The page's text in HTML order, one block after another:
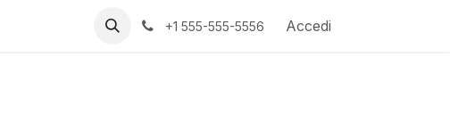
+1 555-555-5556 Accedi